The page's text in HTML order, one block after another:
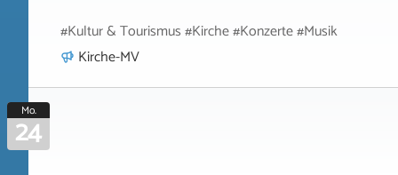
#Kultur & Tourismus #Kirche #Konzerte #Musik
Kirche-MV
Mo.
24